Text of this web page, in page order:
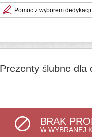
Pomoc z wyborem dedykacji
Prezenty ślubne dla
BRAK
W WYBRANEJ